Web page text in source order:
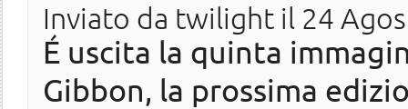
Inviato da twilight il 24
É uscita la quinta
Gibbon, la prossima